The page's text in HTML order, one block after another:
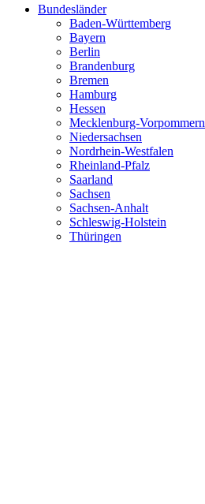
Bundesländer
Baden-Württemberg
Bayern
Berlin
Brandenburg
Bremen
Hamburg
Hessen
Mecklenburg-Vorpommern
Niedersachsen
Nordrhein-Westfalen
Rheinland-Pfalz
Saarland
Sachsen
Sachsen-Anhalt
Schleswig-Holstein
Thüringen